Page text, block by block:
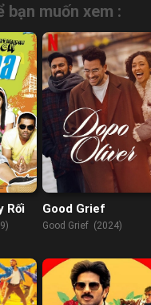
bạn muốn xem :
Rối Good Grief
Good Grief (2024)